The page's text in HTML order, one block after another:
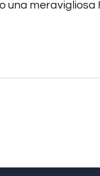
una meravigliosa